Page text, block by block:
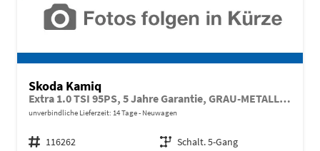
Skoda Kamiq
Extra 1.0 TSI 95PS, 5 Jahre Garantie, GRAU-METALLIC, 16" Alu, Climatronic, Radio 8" + SmartLink, Parksensoren hinten, Rückfahrkamera, Sitzheizung, SunSet, Tempomat, Armlehne, NSW, LED-Scheinwerfer, Dachreling,Virtual Cockpit, Reserverad, M-Lederlenkrad BEHEIZT
unverbindliche Lieferzeit: 14 Tage Neuwagen
Fahrzeugnr. 116262 Getriebe Schalt. 5-Gang